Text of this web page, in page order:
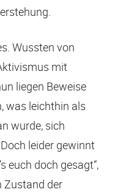
Wussten von
mit
liegen Beweise
was leichthin als
wurde, sich
leider gewinnt
euch doch gesagt“,
Zustand der